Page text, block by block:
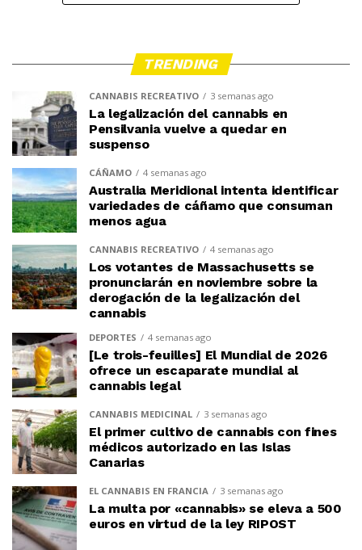
TRENDING
CANNABIS RECREATIVO 3 semanas ago
La legalización del cannabis en
Pensilvania vuelve a quedar en
suspenso
CÁÑAMO 4 semanas ago
Australia Meridional intenta identificar
variedades de cáñamo que consuman
menos agua
CANNABIS RECREATIVO 4 semanas ago
Los votantes de Massachusetts se
pronunciarán en noviembre sobre la
derogación de la legalización del
cannabis
DEPORTES 4 semanas ago
[Le trois-feuilles] El Mundial de 2026
ofrece un escaparate mundial al
cannabis legal
CANNABIS MEDICINAL 3 semanas ago
El primer cultivo de cannabis con fines
médicos autorizado en las Islas
Canarias
EL CANNABIS EN FRANCIA 3 semanas ago
La multa por «cannabis» se eleva a 500
euros en virtud de la ley RIPOST